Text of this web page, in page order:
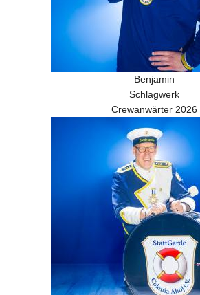
Benjamin
Schlagwerk
Crewanwärter 2026